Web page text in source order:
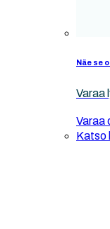
Näe se
Varaa
Varaa
Katso